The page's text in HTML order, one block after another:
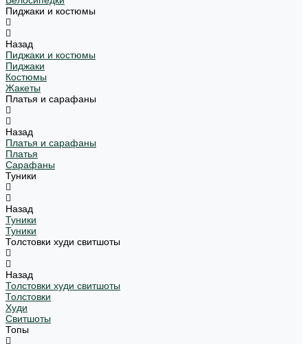
Пиджаки и костюмы
Назад
Пиджаки и костюмы
Пиджаки
Костюмы
Жакеты
Платья и сарафаны
Назад
Платья и сарафаны
Платья
Сарафаны
Туники
Назад
Туники
Туники
Толстовки худи свитшоты
Назад
Толстовки худи свитшоты
Толстовки
Худи
Свитшоты
Топы